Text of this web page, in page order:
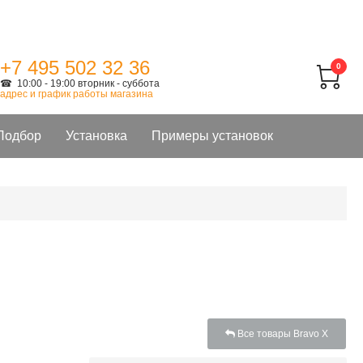
+7 495 502 32 36
☎ 10:00 - 19:00 вторник - суббота
адрес и график работы магазина
0
Установка Примеры установок
Все товары Bravo X